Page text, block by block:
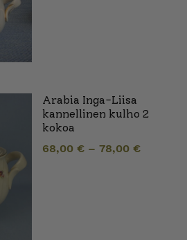
Arabia Inga-Liisa
kannellinen kulho 2
kokoa
68,00 € – 78,00 €